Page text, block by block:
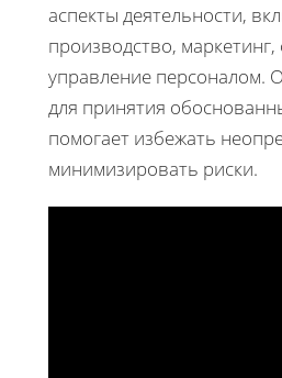
аспекты деятельности,
производство,
управление персоналом.
для принятия
помогает избежать
минимизировать риски.